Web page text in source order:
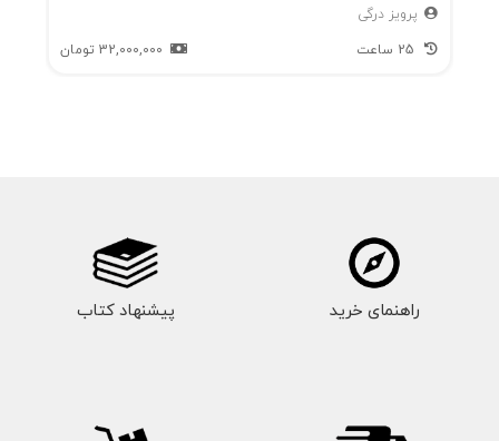
پرویز درگی
32,000,000 تومان
راهنمای خرید پیشنهاد کتاب